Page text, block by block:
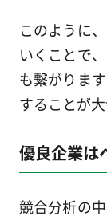
このように
いくことで
も繋がりま
することが大
優良企業は
競合分析の